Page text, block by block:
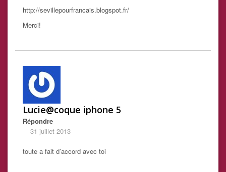
http://sevillepourfrancais.blogspot.fr/
Merci!
Lucie@coque iphone 5
Répondre
31 juillet 2013
toute a fait d’accord avec toi